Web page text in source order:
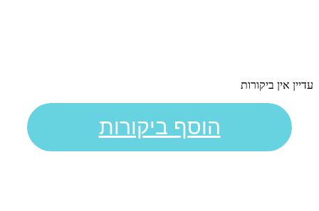
עדיין אין ביקורות
הוסף ביקורות